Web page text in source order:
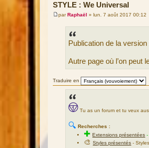
STYLE : We Universal
M
parRaphaël » lun. 7 août 2017 00:12
Publication de la version
Autre page où l’on peut
Traduire en
Tu as un forum et tu veux
🔍 Recherches :
✚Extensions présentées
🎨Styles présentés -